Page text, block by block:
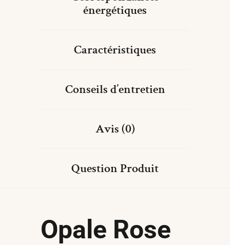
énergétiques
Caractéristiques
Conseils d’entretien
Avis (0)
Question Produit
Opale Rose